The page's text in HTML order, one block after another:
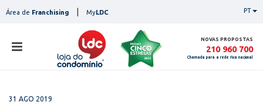
toÁrea de Franchising MyLDC PT
NOVAS PROPOSTAS
210 960 700
Chamada para a rede fixa nacional
31 AGO 2019